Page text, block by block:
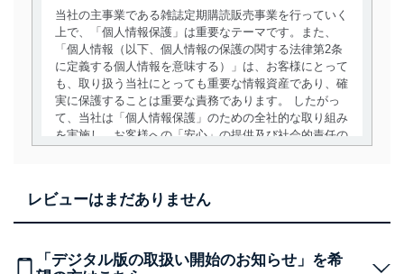
当社の主事業である雑誌定期購読販売事業を行っていく
上で、「個人情報保護」は重要なテーマです。また、
「個人情報（以下、個人情報の保護の関する法律第2条
に定義する個人情報を意味する）」は、お客様にとって
も、取り扱う当社にとっても重要な情報資産であり、確
実に保護することは重要な責務であります。 したがっ
て、当社は「個人情報保護」のための全社的な取り組み
を実施し、お客様への「安心」の提供及び社会的責任の
達成に必要な範囲内で適法かつ公正な手段によって取
得・利用・提供を行います。また、当社が保有している
レビューはまだありません
「デジタル版の取扱い開始のお知らせ」を希